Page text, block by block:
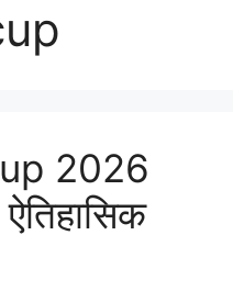
2026